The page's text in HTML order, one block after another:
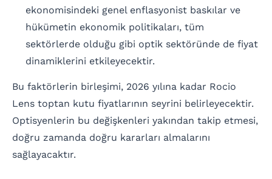
ekonomisindeki genel enflasyonist baskılar ve
hükümetin ekonomik politikaları, tüm
sektörlerde olduğu gibi optik sektöründe de fiyat
dinamiklerini etkileyecektir.
Bu faktörlerin birleşimi, 2026 yılına kadar Rocio
Lens toptan kutu fiyatlarının seyrini belirleyecektir.
Optisyenlerin bu değişkenleri yakından takip etmesi,
doğru zamanda doğru kararları almalarını
sağlayacaktır.